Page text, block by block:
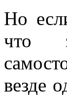
Но
что
везде